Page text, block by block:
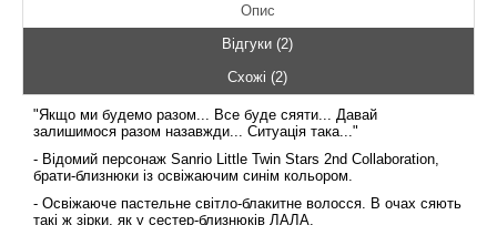
Опис
Відгуки (2)
Схожі (2)
"Якщо ми будемо разом... Все буде сяяти... Давай
залишимося разом назавжди... Ситуація така..."
- Відомий персонаж Sanrio Little Twin Stars 2nd Collaboration,
брати-близнюки із освіжаючим синім кольором.
- Освіжаюче пастельне світло-блакитне волосся. В очах сяють
такі ж зірки, як у сестер-близнюків ЛАЛА.